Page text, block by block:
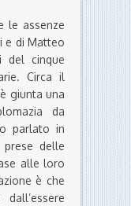
le assenze
e di Matteo
del cinque
Circa il
giunta una
da
parlato in
delle
alle loro
è che